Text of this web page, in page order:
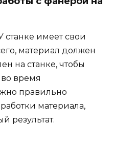
станке имеет свои
материал должен
на станке, чтобы
время
правильно
материала,
результат.